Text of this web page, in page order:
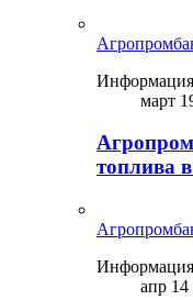
Информация
март
топлива
Информация
апр 14